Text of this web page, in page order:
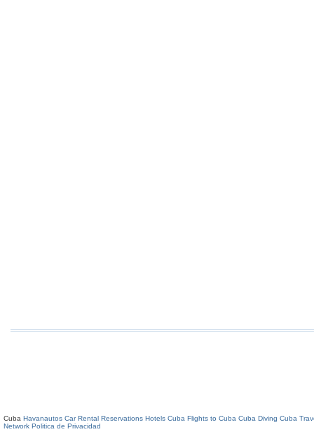
Cuba Havanautos Car Rental Reservations Hotels Cuba Flights to Cuba Cuba Diving Cuba
Network Politica de Privacidad